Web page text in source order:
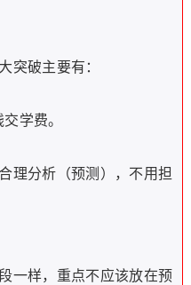
突破主要有：
学费。
理分析（预测），不用担
一样，重点不应该放在预